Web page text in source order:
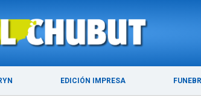
EDICIÓN IMPRESA
ÚLTIMAS NOTICIAS PUERTO MADRYN